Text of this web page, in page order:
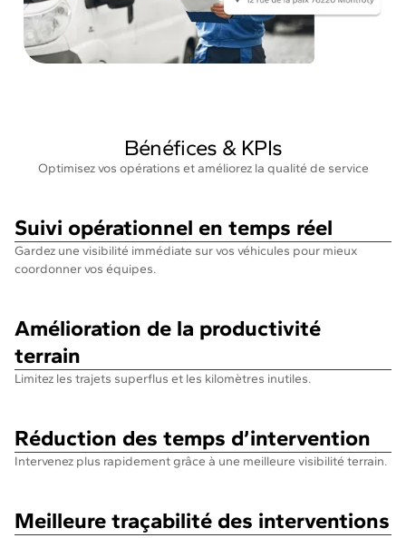
Bénéfices & KPIs
Optimisez vos opérations et améliorez la qualité de service
Suivi opérationnel en temps réel
Gardez une visibilité immédiate sur vos véhicules pour mieux
coordonner vos équipes.
Amélioration de la productivité
terrain
Limitez les trajets superflus et les kilomètres inutiles.
Réduction des temps d’intervention
Intervenez plus rapidement grâce à une meilleure visibilité terrain.
Meilleure traçabilité des interventions